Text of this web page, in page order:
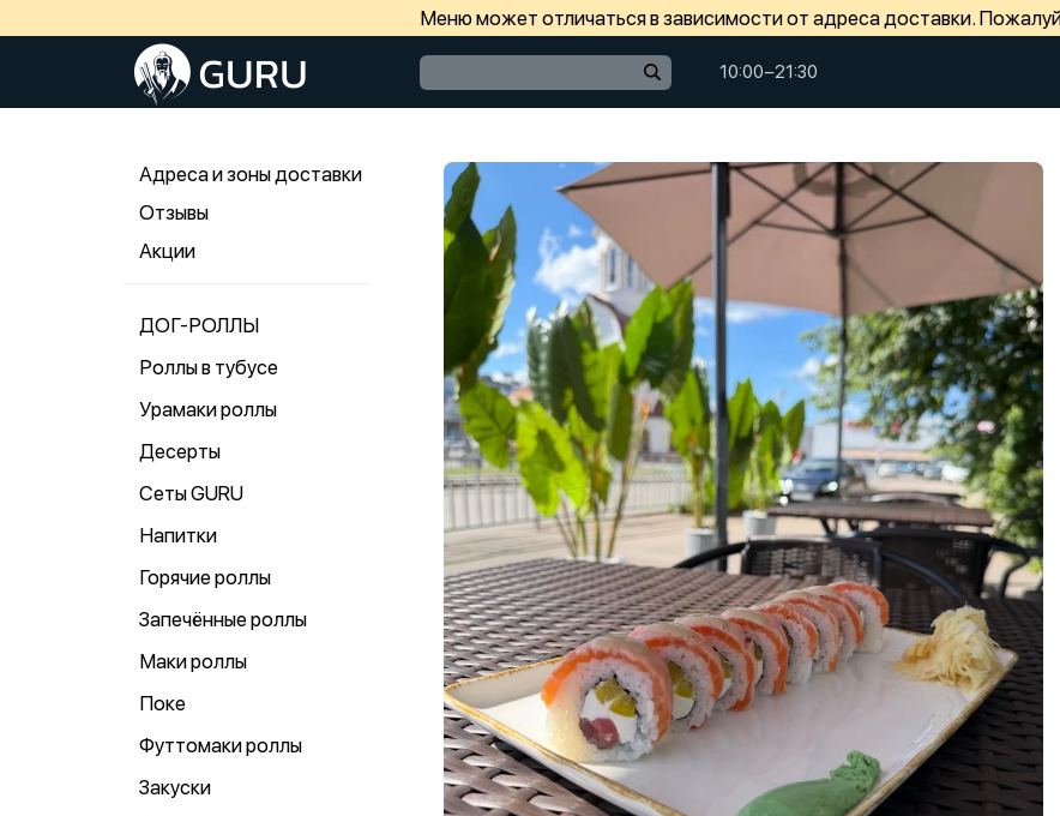
Меню может отличаться в зависимости от адреса доставки.
10:00−21:30
Адреса и зоны доставки
Отзывы
Акции
ДОГ-РОЛЛЫ
Роллы в тубусе
Урамаки роллы
Десерты
Сеты GURU
Напитки
Горячие роллы
Запечённые роллы
Маки роллы
Поке
Футтомаки роллы
Закуски